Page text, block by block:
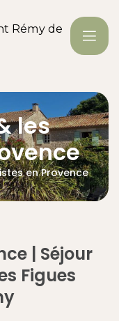
Rémy de
les
en Provence
| Séjour
Figues